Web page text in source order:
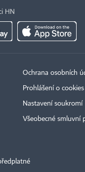
HN
Ochrana osobních
Prohlášení o cookies
Nastavení soukromí
Všeobecné smluvní